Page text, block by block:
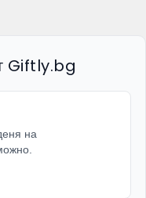
Giftly.bg
на